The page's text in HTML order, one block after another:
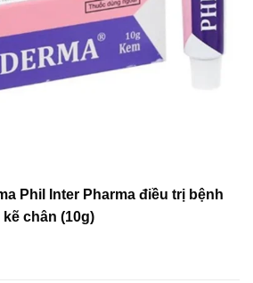
Phil Inter Pharma điều trị bệnh
kẽ chân (10g)